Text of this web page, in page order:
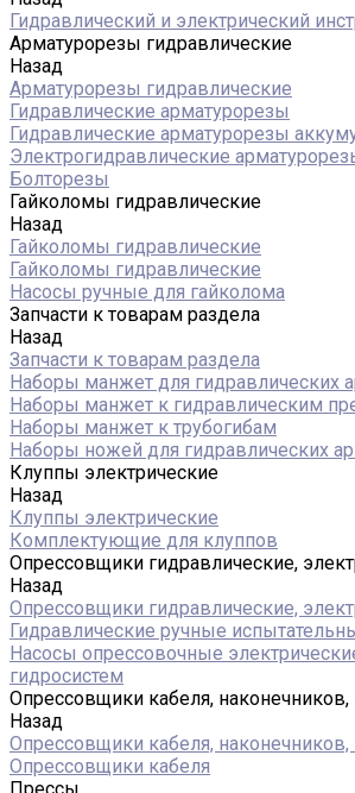
Гидравлический и электрический
Арматурорезы гидравлические
Назад
Арматурорезы гидравлические
Гидравлические арматурорезы
Гидравлические арматурорезы
Электрогидравлические
Болторезы
Гайколомы гидравлические
Назад
Гайколомы гидравлические
Гайколомы гидравлические
Насосы ручные для гайколома
Запчасти к товарам раздела
Назад
Запчасти к товарам раздела
Наборы манжет для гидравлических
Наборы манжет к гидравлическим
Наборы манжет к трубогибам
Наборы ножей для гидравлических
Клуппы электрические
Назад
Клуппы электрические
Комплектующие для клуппов
Опрессовщики гидравлические,
Назад
Опрессовщики гидравлические,
Гидравлические ручные
Насосы опрессовочные
гидросистем
Опрессовщики кабеля, наконечников,
Назад
Опрессовщики кабеля, наконечников,
Опрессовщики кабеля